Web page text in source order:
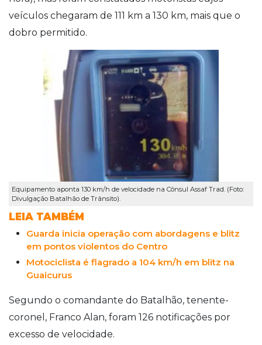
veículos chegaram de 111 km a 130 km, mais que o
dobro permitido.
Equipamento aponta 130 km/h de velocidade na Cônsul Assaf Trad. (Foto:
Divulgação Batalhão de Trânsito).
LEIA TAMBÉM
Guarda inicia operação com abordagens e blitz
em pontos violentos do Centro
Motociclista é flagrado a 104 km/h em blitz na
Guaicurus
Segundo o comandante do Batalhão, tenente-
coronel, Franco Alan, foram 126 notificações por
excesso de velocidade.